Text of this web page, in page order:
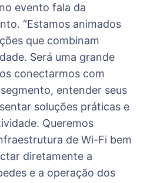
evento fala da
“Estamos animados
que combinam
Será uma grande
conectarmos com
entender seus
soluções práticas e
Queremos
de Wi-Fi bem
diretamente a
e a operação dos